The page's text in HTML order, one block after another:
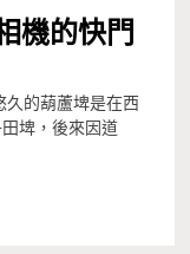
機的快門
久的葫蘆埤是在西
埤，後來因道